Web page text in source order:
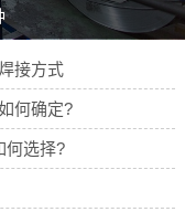
接方式
何确定?
何选择?